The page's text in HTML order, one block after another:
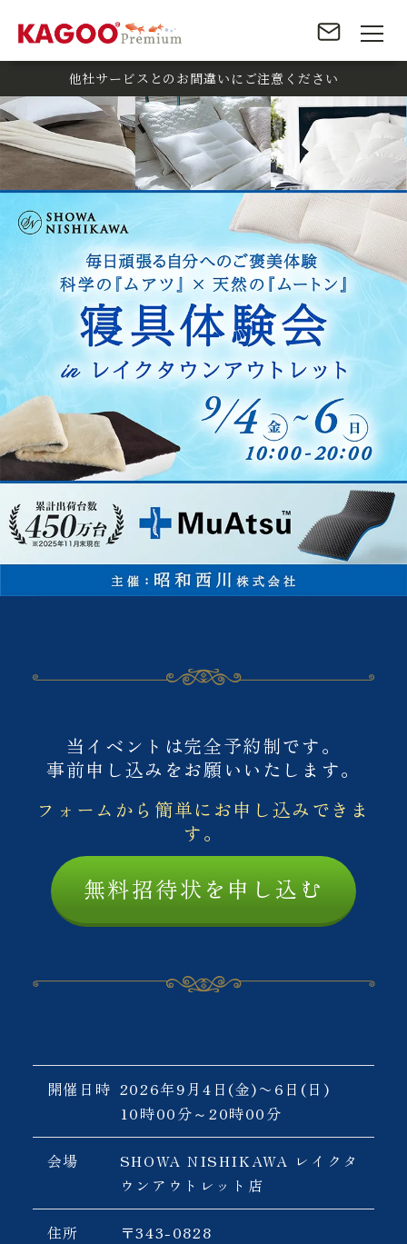
他社サービスとのお間違いにご注意ください
当イベントは完全予約制です。
事前申し込みをお願いいたします。
フォームから簡単にお申し込みできま
す。
無料招待状を申し込む
開催概要（抜粋）
開催日時 2026年9月4日(金)〜6日(日)
10時00分～20時00分
会場
SHOWA NISHIKAWA レイクタ
ウンアウトレット店
住所
〒343-0828